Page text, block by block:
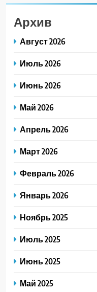
Архив
Август 2026
Июль 2026
Июнь 2026
Май 2026
Апрель 2026
Март 2026
Февраль 2026
Январь 2026
Ноябрь 2025
Июль 2025
Июнь 2025
Май 2025